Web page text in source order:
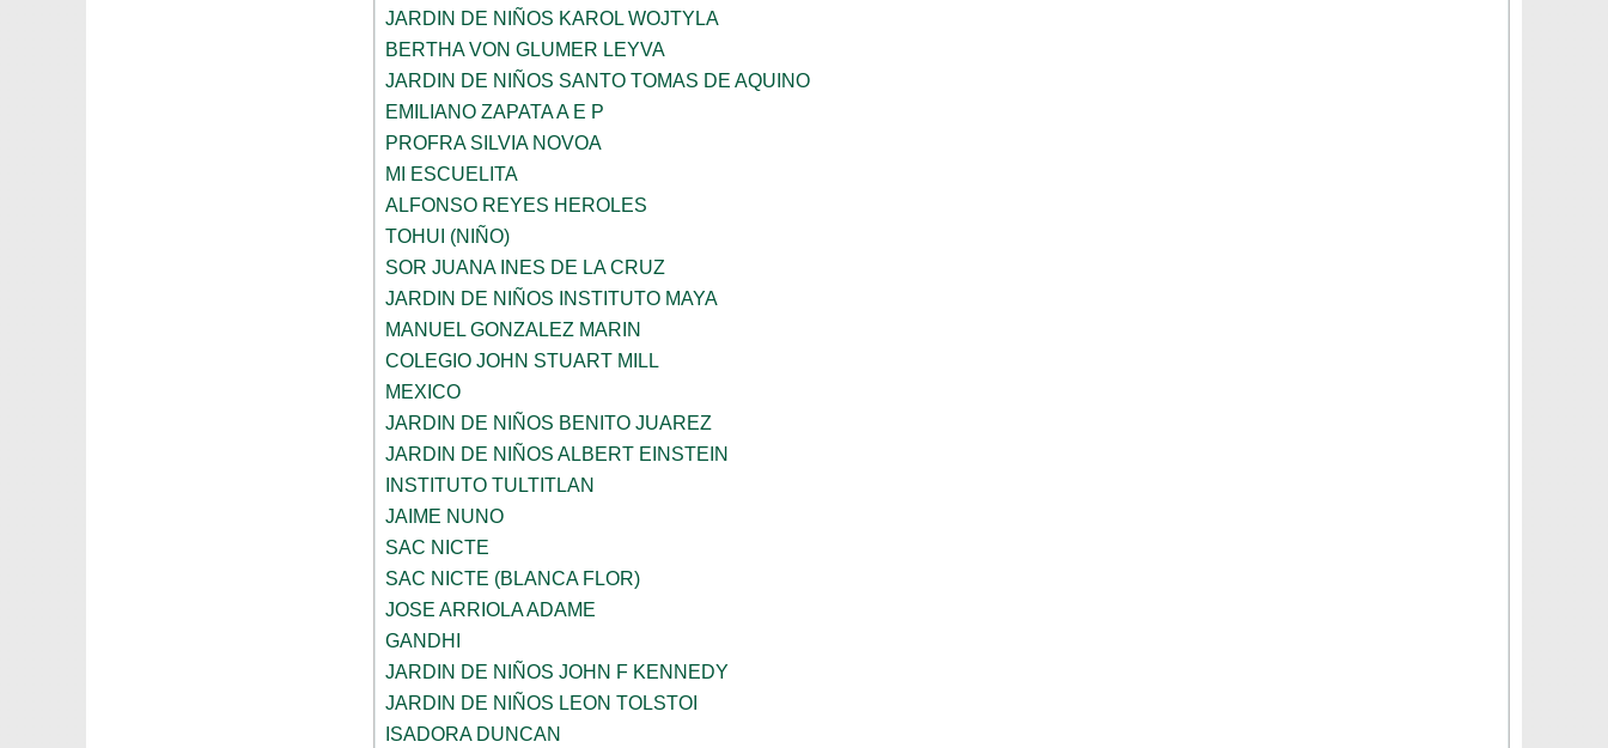
JARDIN DE NIÑOS KAROL WOJTYLA
BERTHA VON GLUMER LEYVA
JARDIN DE NIÑOS SANTO TOMAS DE AQUINO
EMILIANO ZAPATA A E P
PROFRA SILVIA NOVOA
MI ESCUELITA
ALFONSO REYES HEROLES
TOHUI (NIÑO)
SOR JUANA INES DE LA CRUZ
JARDIN DE NIÑOS INSTITUTO MAYA
MANUEL GONZALEZ MARIN
COLEGIO JOHN STUART MILL
MEXICO
JARDIN DE NIÑOS BENITO JUAREZ
JARDIN DE NIÑOS ALBERT EINSTEIN
INSTITUTO TULTITLAN
JAIME NUNO
SAC NICTE
SAC NICTE (BLANCA FLOR)
JOSE ARRIOLA ADAME
GANDHI
JARDIN DE NIÑOS JOHN F KENNEDY
JARDIN DE NIÑOS LEON TOLSTOI
ISADORA DUNCAN